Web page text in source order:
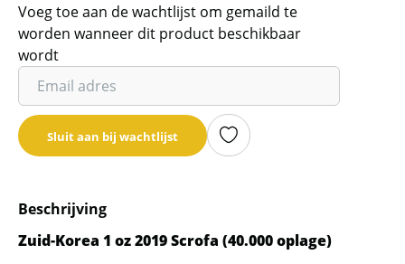
Voeg toe aan de wachtlijst om gemaild te
worden wanneer dit product beschikbaar
wordt
Vul
je
email
adres
de
wachtlijst
Sluit aan bij wachtlijst
Beschrijving
Zuid-Korea 1 oz 2019 Scrofa (40.000 oplage)